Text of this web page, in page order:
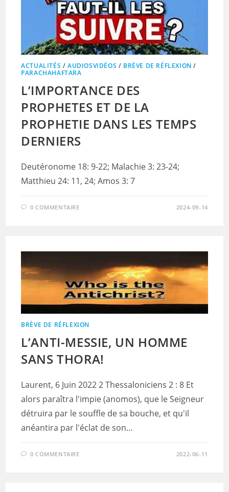
ACTUALITÉS /AUDIOSVIDÉOS / BRÈVE DE RÉFLEXION /
PARACHAHAFTARA
L’IMPORTANCE DES
PROPHETES ET DE LA
PROPHETIE DANS LES TEMPS
DERNIERS
Deutéronome 18: 9-22; Malachie 3: 23-24;
Matthieu 24: 11, 24; Amos 3: 7
0 COMMENTAIRE 2024-09-14
BRÈVE DE RÉFLEXION
L’ANTI-MESSIE, UN HOMME
SANS THORA!
Laurent, 6 Juin 2022 2 Thessaloniciens 2 : 8 Et
alors paraîtra l'impie (anomos), que le Seigneur
détruira par le souffle de sa bouche, et qu'il
anéantira par l'éclat de son…
0 COMMENTAIRE 2022-06-11